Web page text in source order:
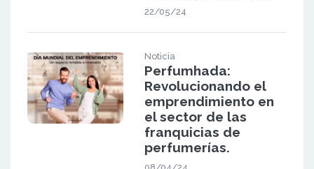
22/05/24
Noticia
Perfumhada:
Revolucionando el
emprendimiento en
el sector de las
franquicias de
perfumerías.
08/04/24